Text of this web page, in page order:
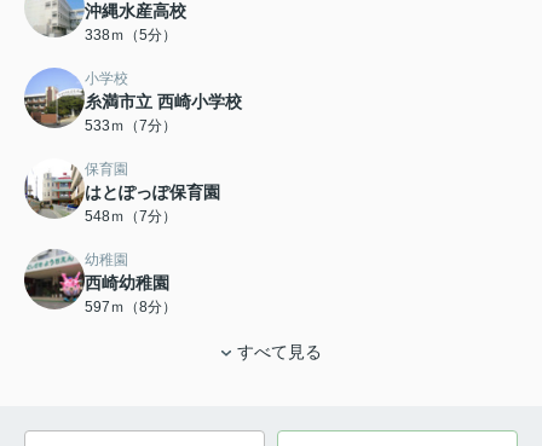
沖縄水産高校
338ｍ（5分）
小学校
糸満市立 西崎小学校
533ｍ（7分）
保育園
はとぽっぽ保育園
548ｍ（7分）
幼稚園
西崎幼稚園
597ｍ（8分）
すべて見る